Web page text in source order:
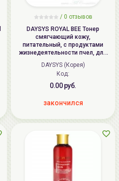
/ 0 отзывов
DAYSYS ROYAL BEE Тонер
смягчающий кожу,
питательный, с продуктами
жизнедеятельности пчел, для
сухой кожи | 200мл | ROYAL BEE
Skin Softener
DAYSYS (Корея)
Код:
0.00 руб.
закончился